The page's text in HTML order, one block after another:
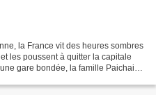
la France vit des heures sombres
les poussent à quitter la capitale
gare bondée, la famille Paichain